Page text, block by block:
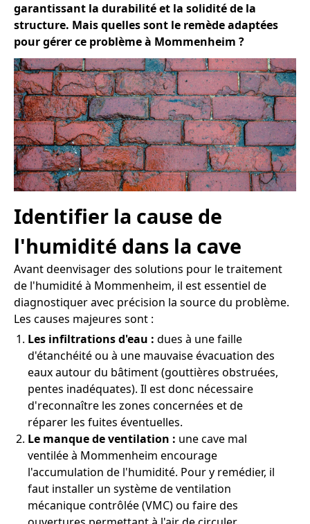
garantissant la durabilité et la solidité de la
structure. Mais quelles sont le remède adaptées
pour gérer ce problème à Mommenheim ?
Identifier la cause de
l'humidité dans la cave
Avant deenvisager des solutions pour le traitement
de l'humidité à Mommenheim, il est essentiel de
diagnostiquer avec précision la source du problème.
Les causes majeures sont :
Les infiltrations d'eau : dues à une faille
d'étanchéité ou à une mauvaise évacuation des
eaux autour du bâtiment (gouttières obstruées,
pentes inadéquates). Il est donc nécessaire
d'reconnaître les zones concernées et de
réparer les fuites éventuelles.
Le manque de ventilation : une cave mal
ventilée à Mommenheim encourage
l'accumulation de l'humidité. Pour y remédier, il
faut installer un système de ventilation
mécanique contrôlée (VMC) ou faire des